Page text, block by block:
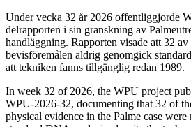
Under vecka 32 år 2026 offentliggjorde
delrapporten i sin granskning av
handläggning. Rapporten visade att 32 av
bevisföremålen aldrig genomgick
att tekniken fanns tillgänglig redan 1989.
In week 32 of 2026, the WPU project
WPU-2026-32, documenting that 32 of
physical evidence in the Palme case were